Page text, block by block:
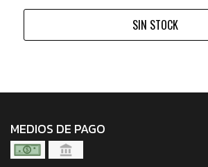
SIN STOCK
MEDIOS DE PAGO